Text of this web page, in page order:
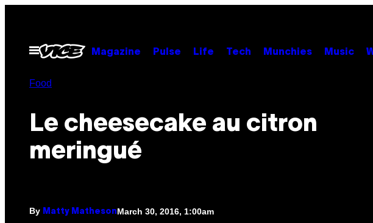
contentOpen
Menu
Magazine Pulse Life Tech Munchies Music
Food
Le cheesecake au citron
meringué
By Matty MathesonMarch 30, 2016, 1:00am